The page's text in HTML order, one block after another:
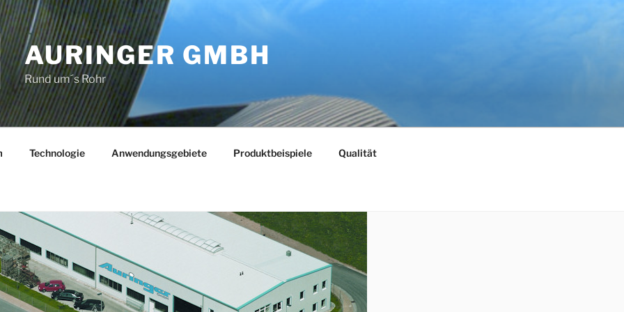
AURINGER GMBH
Rund um´s Rohr
Technologie Anwendungsgebiete Produktbeispiele Qualität